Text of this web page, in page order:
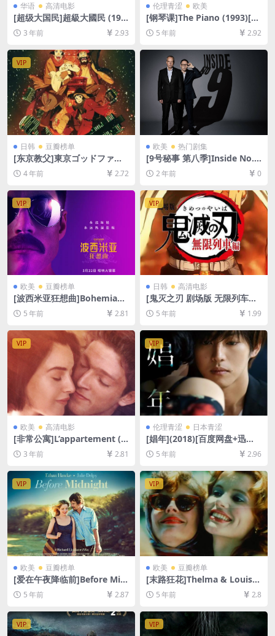
华语 高清电影
[超级大国民]超級大國民 (199
6)[百度网盘+夸克网盘1080P
超清未删减资源][网盘在线播
放/下载][MP4/7.6GB][中文字
幕]
3 年前 2.93
伦理青涩 欧美
[钢琴课]The Piano (1993)[百
度网盘+迅雷云盘资源1080P
超清未删减][MP4/6.7GB][中
英字幕]【视频文件+防和谐压
缩包（含解压密码）】
5 年前 2.92
VIP
日韩 豆瓣榜单
[东京教父]東京ゴッドファー
ザーズ (2003)[百度网盘+迅雷
云盘资源1080P超清未删减]
4 年前 2.72
欧美 热门剧集
[9号秘事 第八季]Inside No. 9
Season 8 (2022)[百度网盘
+夸克网盘1080P超清未删减
4/4.8GB][中英字幕]
2 年前 0
VIP
欧美 豆瓣榜单
[波西米亚狂想曲]Bohemian
Rhapsody (2018)[百度网盘
+夸克网盘+迅雷云盘资源1080
P超清未删减][MP4/8.9GB][中
英字幕]
5 年前 2.81
VIP
日韩 高清电影
[鬼灭之刃 剧场版 无限列车篇]
(2020)[百度网盘+迅雷云盘资
源1080P超清未删减][MP4/6.
5GB][特效中日双字]
5 年前 1.99
VIP
欧美 高清电影
[非常公寓]L’appartement (1
996)[百度网盘+夸克网盘1080
P超清未删减资源][网盘在线播
放/下载][MP4/4GB][中文字
幕]
3 年前 2.81
VIP
伦理青涩 日本青涩
[娼年](2018)[百度网盘+迅雷
云盘资源1080P超清未删减]
[MP4/7.3GB][日语中字]【手
机无法在线播放，请PC下载防
和谐压缩包（含解压密码）】
5 年前 2.96
VIP
欧美 豆瓣榜单
[爱在午夜降临前]Before Mid
night (2013)[百度网盘+迅雷
云盘资源1080P超清未删减]
5 年前 2.87
VIP
欧美 豆瓣榜单
[末路狂花]Thelma & Louise
(1991)[百度网盘+夸克网盘资
源1080P超清未删减][MP4/8.
5 年前 2.8
VIP VIP